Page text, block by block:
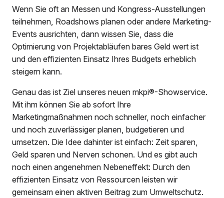
Wenn Sie oft an Messen und Kongress-Ausstellungen
teilnehmen, Roadshows planen oder andere Marketing-
Events ausrichten, dann wissen Sie, dass die
Optimierung von Projektabläufen bares Geld wert ist
und den effizienten Einsatz Ihres Budgets erheblich
steigern kann.
Genau das ist Ziel unseres neuen mkpi®-Showservice.
Mit ihm können Sie ab sofort Ihre
Marketingmaßnahmen noch schneller, noch einfacher
und noch zuverlässiger planen, budgetieren und
umsetzen. Die Idee dahinter ist einfach: Zeit sparen,
Geld sparen und Nerven schonen. Und es gibt auch
noch einen angenehmen Nebeneffekt: Durch den
effizienten Einsatz von Ressourcen leisten wir
gemeinsam einen aktiven Beitrag zum Umweltschutz.